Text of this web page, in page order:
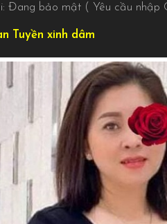
Đang bảo mật ( Yêu cầu nhập
Tuyền xinh dâm